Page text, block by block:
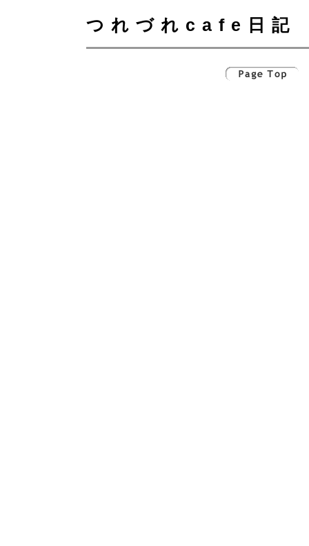
つれづれcafe日記